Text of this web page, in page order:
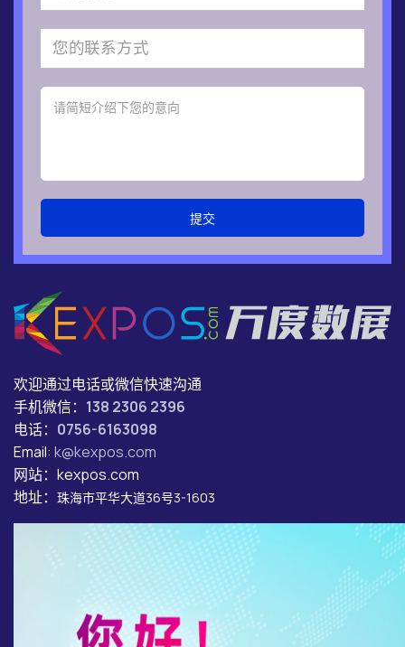
提交
欢迎通过电话或微信快速沟通
手机微信： 138 2306 2396
电话： 0756-6163098
Email: k@kexpos.com
网站：kexpos.com
地址： 珠海市平华大道36号3-1603